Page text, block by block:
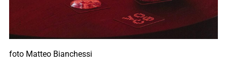
foto Matteo Bianchessi